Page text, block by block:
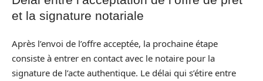
et la signature notariale
Après l’envoi de l’offre acceptée, la prochaine étape
consiste à entrer en contact avec le notaire pour la
signature de l’acte authentique. Le délai qui s’étire entre